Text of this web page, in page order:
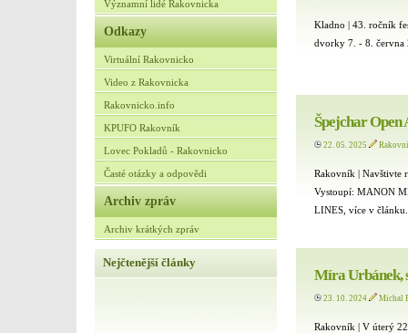
Významní lidé Rakovnicka
Odkazy
Virtuální Rakovnicko
Video z Rakovnicka
Rakovnicko.info
KPUFO Rakovník
Lovec Pokladů - Rakovnicko
Časté otázky a odpovědi
Archiv zpráv
Archiv krátkých zpráv
Nejčtenější články
Kladno | 43. ročník
dvorky 7. - 8.
Špejchar Open
22. 05. 2025
Rakovník | Navštivte
Vystoupí: MANON
LINES, více v
Míra Urbánek,
23. 10. 2024 Michal
Rakovník | V úterý